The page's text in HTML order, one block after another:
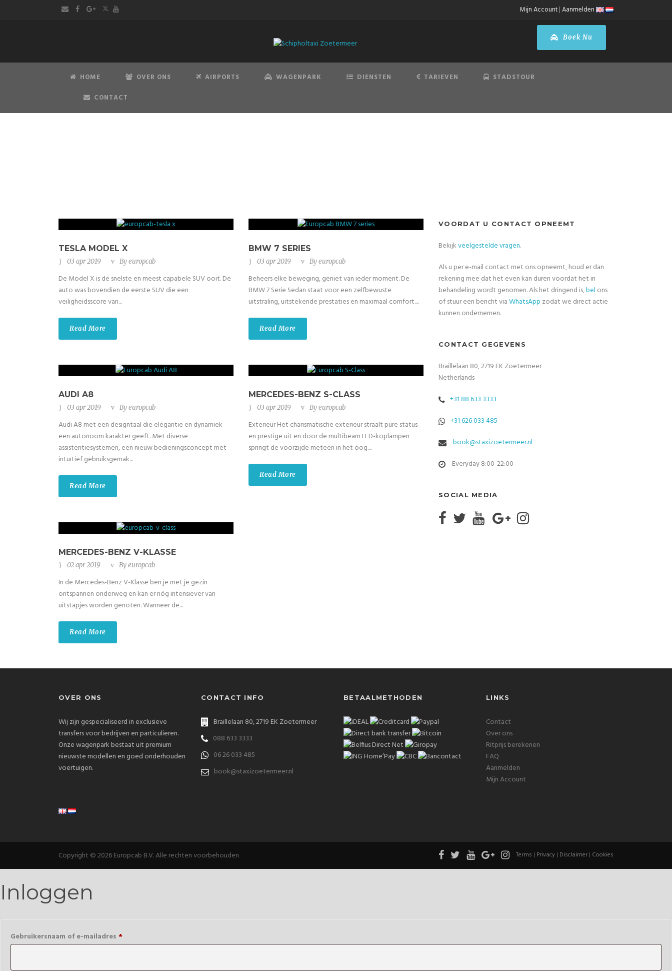
Mijn Account|Aanmelden
Boek Nu
HOME OVER ONS AIRPORTS WAGENPARK DIENSTEN TARIEVEN
STADSTOUR
CONTACT
TESLA MODEL X
03 apr 2019 Byeuropcab
De Model X is de snelste en meest capabele SUV ooit. De
auto was bovendien de eerste SUV die een
veiligheidsscore van...
Read More
BMW 7 SERIES
03 apr 2019 Byeuropcab
Beheers elke beweging, geniet van ieder moment. De
BMW 7 Serie Sedan staat voor een zelfbewuste
uitstraling, uitstekende prestaties en maximaal comfort....
Read More
AUDI A8
03 apr 2019 Byeuropcab
Audi A8 met een designtaal die elegantie en dynamiek
een autonoom karakter geeft. Met diverse
assistentiesystemen, een nieuw bedieningsconcept met
intuïtief gebruiksgemak...
Read More
MERCEDES-BENZ S-CLASS
03 apr 2019 Byeuropcab
Exterieur Het charismatische exterieur straalt pure status
en prestige uit en door de multibeam LED-koplampen
springt de voorzijde meteen in het oog....
Read More
MERCEDES-BENZ V-KLASSE
02 apr 2019 Byeuropcab
In de Mercedes-Benz V-Klasse ben je met je gezin
ontspannen onderweg en kan er nóg intensiever van
uitstapjes worden genoten. Wanneer de...
Read More
VOORDAT U CONTACT OPNEEMT
Bekijkveelgestelde vragen.
Als u per e-mail contact met ons opneemt, houd er dan
rekening mee dat het even kan duren voordat het in
behandeling wordt genomen. Als het dringend is,bel ons
of stuur een bericht viaWhatsApp zodat we direct actie
kunnen ondernemen.
CONTACT GEGEVENS
Braillelaan 80, 2719 EK Zoetermeer
Netherlands
+31 88 633 3333
+31 626 033 485
book@staxizoetermeer.nl
Everyday 8:00-22:00
SOCIAL MEDIA
OVER ONS
Wij zijn gespecialiseerd in exclusieve
transfers voor bedrijven en particulieren.
Onze wagenpark bestaat uit premium
nieuwste modellen en goed onderhouden
voertuigen.
CONTACT INFO
Braillelaan 80, 2719 EK Zoetermeer
088 633 3333
06 26 033 485
book@staxizoetermeer.nl
BETAALMETHODEN LINKS
Contact
Over ons
Ritprijs berekenen
FAQ
Aanmelden
Mijn Account
Copyright © 2026 Europcab B.V. Alle rechten voorbehouden Terms | Privacy | Disclaimer | Cookies
Inloggen
Gebruikersnaam of e-mailadres *Verplicht